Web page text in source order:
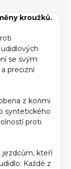
kroužků.
se svým
precizní
z koňmi
syntetického
proti
jezdcům, kteří
Každé z